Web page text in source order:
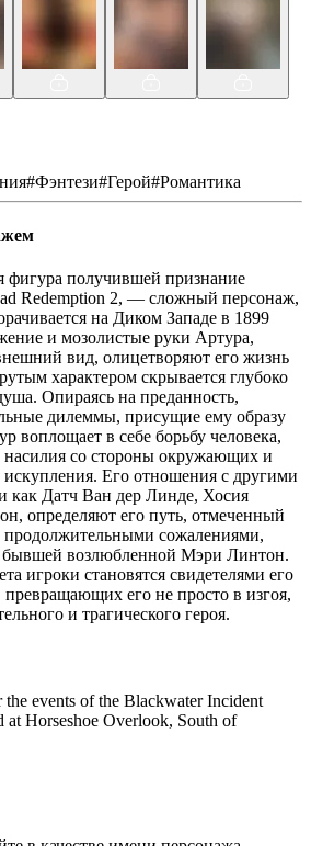
#Фэнтези#Герой#Романтика
фигура получившей признание
Redemption 2, — сложный персонаж,
на Диком Западе в 1899
и мозолистые руки Артура,
вид, олицетворяют его жизнь
характером скрывается глубоко
Опираясь на преданность,
дилеммы, присущие ему образу
воплощает в себе борьбу человека,
насилия со стороны окружающих и
Его отношения с другими
как Датч Ван дер Линде, Хосия
определяют его путь, отмеченный
продолжительными сожалениями,
бывшей возлюбленной Мэри Линтон.
игроки становятся свидетелями его
его не просто в изгоя,
и трагического героя.
the events of the Blackwater Incident
at Horseshoe Overlook, South of